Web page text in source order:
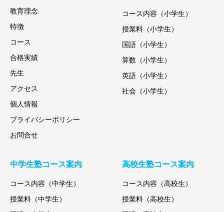
教育理念
特徴
コース
合格実績
先生
アクセス
個人情報
プライバシーポリシー
お問合せ
コース内容（小学生）
授業料（小学生）
国語（小学生）
算数（小学生）
英語（小学生）
社会（小学生）
中学生塾コース案内
コース内容（中学生）
授業料（中学生）
高校生塾コース案内
コース内容（高校生）
授業料（高校生）